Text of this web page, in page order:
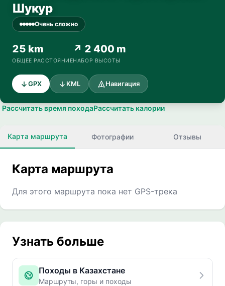
Шукур
Очень сложно
25 km
ОБЩЕЕ РАССТОЯНИЕ
↗ 2 400 m
НАБОР ВЫСОТЫ
GPX KML Навигация
Рассчитать время походаРассчитать калории
Карта маршрута Фотографии Отзывы
Карта маршрута
Для этого маршрута пока нет GPS-трека
Узнать больше
Походы в Казахстане
Маршруты, горы и походы